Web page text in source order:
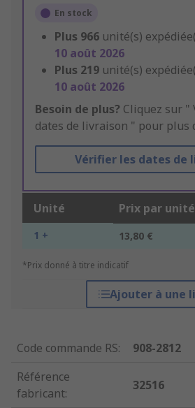
En stock
Plus 966 unité(s)
10 août 2026
Plus 219 unité(s)
10 août 2026
Besoin de plus? Cliquez sur "
dates de livraison " pour plus
Vérifier les dates de
Unité Prix par unité
1 + 13,80 €
*Prix donné à titre indicatif
Ajouter à une
Code commande RS:
908-2812
Référence
fabricant:
32516